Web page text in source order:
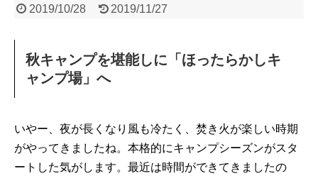
2019/10/28 2019/11/27
秋キャンプを堪能しに「ほったらかしキ
ャンプ場」へ
いやー、夜が長くなり風も冷たく、焚き火が楽しい時期
がやってきましたね。本格的にキャンプシーズンがスタ
ートした気がします。最近は時間ができてきましたの